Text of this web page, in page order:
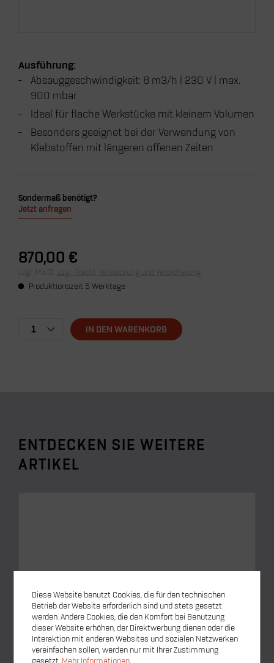
Sondermaß benötigt?
Jetzt anfragen
Ausführung:
Absauggeschwindigkeit: 8 m3/h | 230 V | max.
900 mbar
Ideal für flache Werkstücke mit kleinem Volumen
Besonders geeignet bei der Verwendung von
Klebstoffen mit längeren offenen Zeiten
870,00 €
zzgl. MwSt.
zzgl. Fracht, Verpackung und Versicherung
Produktionszeit 5 Werktage
1 IN DEN WARENKORB
ENTDECKEN SIE WEITERE
ARTIKEL
Diese Website benutzt Cookies, die für den technischen
Betrieb der Website erforderlich sind und stets gesetzt
werden. Andere Cookies, die den Komfort bei Benutzung
dieser Website erhöhen, der Direktwerbung dienen oder die
Interaktion mit anderen Websites und sozialen Netzwerken
vereinfachen sollen, werden nur mit Ihrer Zustimmung
gesetzt. Mehr Informationen